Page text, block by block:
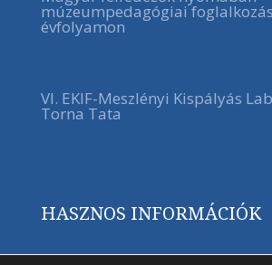
múzeumpedagógiai
évfolyamon
VI. EKIF-Meszlényi Kispályás
Torna Tata
HASZNOS INFORMÁCIÓK